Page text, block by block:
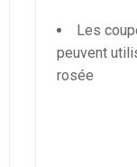
Les
peuvent
rosée